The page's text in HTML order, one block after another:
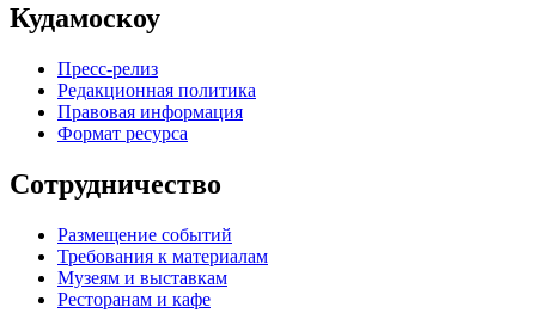
Кудамоскоу
Пресс-релиз
Редакционная политика
Правовая информация
Формат ресурса
Сотрудничество
Размещение событий
Требования к материалам
Музеям и выставкам
Ресторанам и кафе